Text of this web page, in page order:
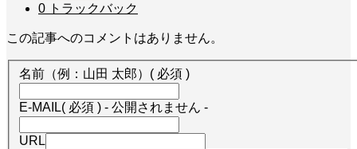
0 トラックバック
この記事へのコメントはありません。
名前（例：山田 太郎） ( 必須 )
E-MAIL( 必須 ) - 公開されません -
URL